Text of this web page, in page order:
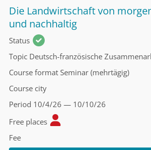
Die Landwirtschaft von
und nachhaltig
Status
Topic Deutsch-französische
Course format Seminar (mehrtägig)
Course city
Period 10/4/26 — 10/10/26
Free places
Fee